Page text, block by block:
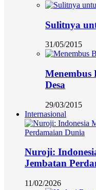
Sulitnya
31/05/2015
Menembus
Desa
29/03/2015
Internasional
Nuroji:
Jembatan
11/02/2026